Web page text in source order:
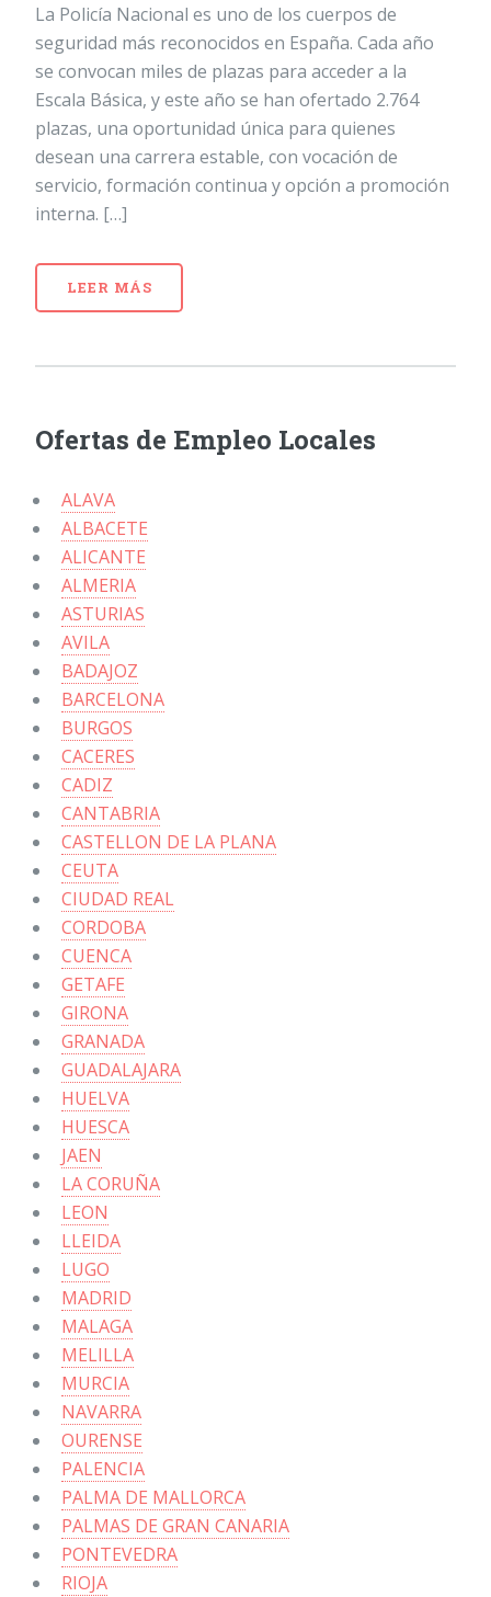
La Policía Nacional es uno de los cuerpos de
seguridad más reconocidos en España. Cada año
se convocan miles de plazas para acceder a la
Escala Básica, y este año se han ofertado 2.764
plazas, una oportunidad única para quienes
desean una carrera estable, con vocación de
servicio, formación continua y opción a promoción
interna. […]
LEER MÁS
Ofertas de Empleo Locales
ALAVA
ALBACETE
ALICANTE
ALMERIA
ASTURIAS
AVILA
BADAJOZ
BARCELONA
BURGOS
CACERES
CADIZ
CANTABRIA
CASTELLON DE LA PLANA
CEUTA
CIUDAD REAL
CORDOBA
CUENCA
GETAFE
GIRONA
GRANADA
GUADALAJARA
HUELVA
HUESCA
JAEN
LA CORUÑA
LEON
LLEIDA
LUGO
MADRID
MALAGA
MELILLA
MURCIA
NAVARRA
OURENSE
PALENCIA
PALMA DE MALLORCA
PALMAS DE GRAN CANARIA
PONTEVEDRA
RIOJA